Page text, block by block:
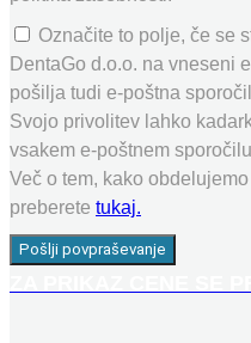
Označite to polje, če se
DentaGo d.o.o. na vneseni
pošilja tudi e-poštna
Svojo privolitev lahko
vsakem e-poštnem
Več o tem, kako
preberete tukaj.
Pošlji povpraševanje